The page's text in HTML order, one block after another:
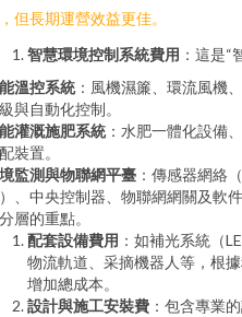
但長期運營效益更佳。
智慧環境控制系統費用 ：這是“
溫控系統：風機濕簾、環流風機
與自動化控制。
灌溉施肥系統：水肥一體化設備
裝置。
監測與物聯網平臺 ：傳感器網絡
、中央控制器、物聯網網關及軟
層的重點。
配套設備費用 ：如補光系統（
物流軌道、采摘機器人等，根
增加總成本。
設計與施工安裝費 ：包含專業